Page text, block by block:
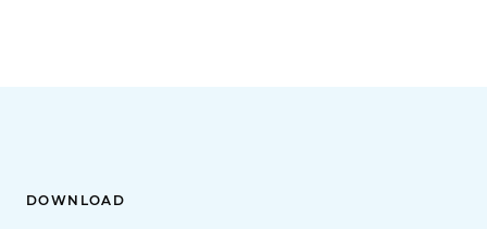
DOWNLOAD